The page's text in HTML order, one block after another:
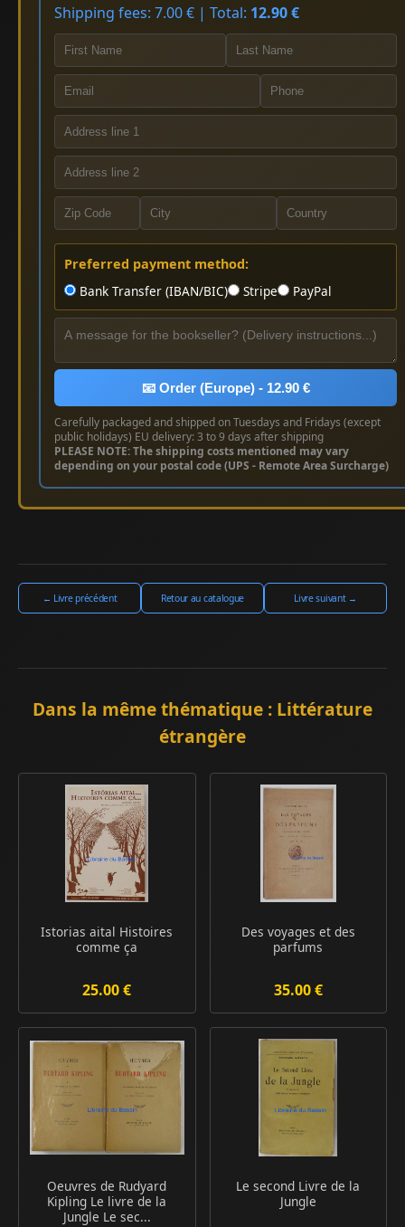
Shipping fees: 7.00 € | Total: 12.90 €
Preferred payment method:
Bank Transfer (IBAN/BIC)
Stripe PayPal
📧 Order (Europe) - 12.90 €
Carefully packaged and shipped on Tuesdays and Fridays (except
public holidays) EU delivery: 3 to 9 days after shipping
PLEASE NOTE: The shipping costs mentioned may vary
depending on your postal code (UPS - Remote Area Surcharge)
← Livre précédent Retour au catalogue Livre suivant →
Dans la même thématique : Littérature
étrangère
Istorias aital Histoires
comme ça
25.00 €
Des voyages et des
parfums
35.00 €
Oeuvres de Rudyard
Kipling Le livre de la
Jungle Le sec...
Le second Livre de la
Jungle